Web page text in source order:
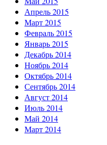
Апрель 2015
Март 2015
Февраль 2015
Январь 2015
Декабрь 2014
Ноябрь 2014
Октябрь 2014
Сентябрь 2014
Август 2014
Июль 2014
Май 2014
Март 2014